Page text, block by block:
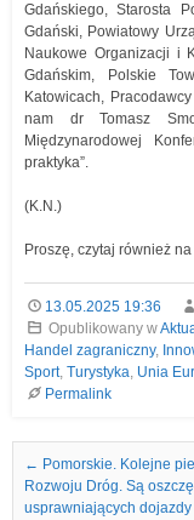
Gdańskiego, Starosta
Gdański, Powiatowy
Naukowe Organizacji i
Gdańskim, Polskie
Katowicach,
nam dr Tomasz
Międzynarodowej
praktyka”.
(K.N.)
Proszę, czytaj również
13.05.2025 19:36
Opublikowany w
Handel zagraniczny,
Sport, Turystyka, Unia
Permalink
Nawigacja we wpisach
← Pomorskie. Kolejne
Rozwoju Dróg. Są
usprawniających